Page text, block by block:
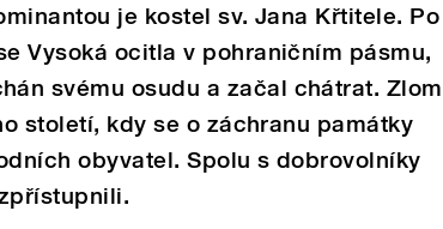
je kostel sv. Jana Křtitele. Po
Vysoká ocitla v pohraničním pásmu,
svému osudu a začal chátrat. Zlom
století, kdy se o záchranu památky
obyvatel. Spolu s dobrovolníky